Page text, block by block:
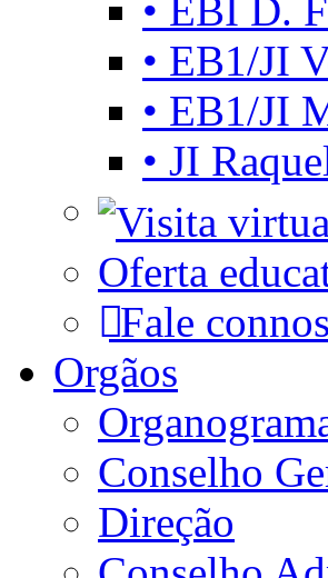
• EBI D.
• EB1/JI
• EB1/JI
• JI
Oferta
Fale
Orgãos
Conselho
Direção